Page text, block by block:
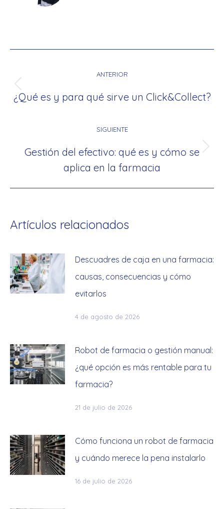
entre
publicaciones
ANTERIOR
Publicación
¿Qué es y para qué sirve un Click&Collect?
SIGUIENTE
Publicación
siguiente:
Gestión del efectivo: qué es y cómo se
aplica en la farmacia
Artículos relacionados
Descuadres de caja en una farmacia:
causas, consecuencias y cómo
evitarlos
4 de agosto de 2026
Robot de farmacia o gestión manual:
¿qué opción es más rentable para tu
farmacia?
21 de julio de 2026
Cómo funciona un robot de farmacia
y cuándo merece la pena instalarlo
16 de julio de 2026